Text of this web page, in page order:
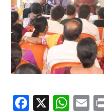
Facebook
X